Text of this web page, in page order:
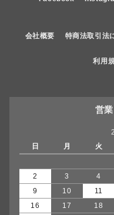
会社概要 特商法取引法
利用
営
日
月 火
2
3 4
9
10 11
16
17 18